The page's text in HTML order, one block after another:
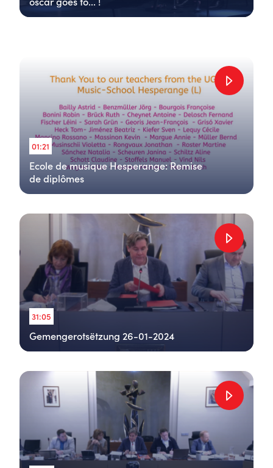
01:21
Ecole de musique Hesperange: Remise
de diplômes
31:05
Gemengerotsëtzung 26-01-2024